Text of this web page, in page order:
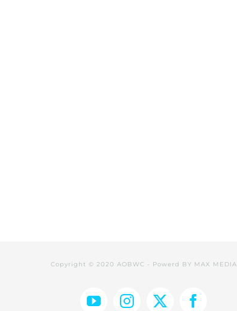
Copyright © 2020 AOBWC - Powerd BY MAX MEDIA
Facebook
X
Instagram
YouTube